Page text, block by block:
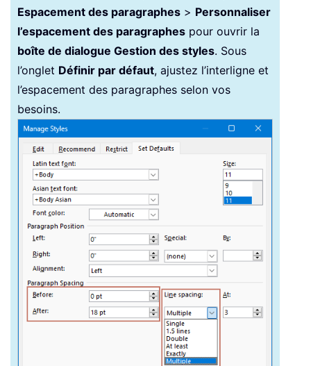
Espacement des paragraphes > Personnaliser
l’espacement des paragraphes pour ouvrir la
boîte de dialogue Gestion des styles. Sous
l’onglet Définir par défaut, ajustez l’interligne et
l’espacement des paragraphes selon vos
besoins.